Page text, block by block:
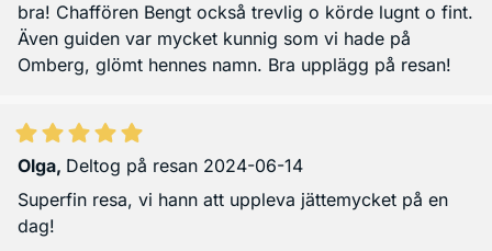
bra! Chaffören Bengt också trevlig o körde lugnt o fint.
Även guiden var mycket kunnig som vi hade på
Omberg, glömt hennes namn. Bra upplägg på resan!
Olga, Deltog på resan 2024-06-14
Superfin resa, vi hann att uppleva jättemycket på en
dag!